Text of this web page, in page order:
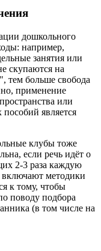
дошкольного
например,
занятия или
скупаются на
тем больше свобода
применение
или
является
клубы тоже
если речь идёт о
2-3 раза каждую
включают методики
к тому, чтобы
поводу подбора
(в том числе на